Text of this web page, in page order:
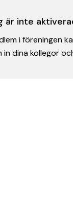
är inte
i föreningen
in dina kollegor